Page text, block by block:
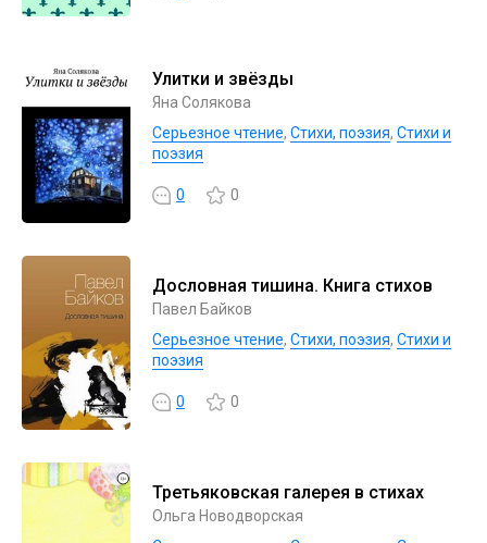
Улитки и звёзды
Яна Солякова
Серьезное чтение, Cтихи, поэзия, Стихи и
поэзия
0 0
Дословная тишина. Книга стихов
Павел Байков
Серьезное чтение, Cтихи, поэзия, Стихи и
поэзия
0 0
Третьяковская галерея в стихах
Ольга Новодворская